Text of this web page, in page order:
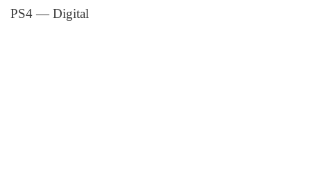
PS4 — Digital